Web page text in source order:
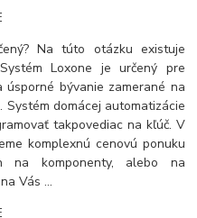
Na túto otázku existuje
Loxone je určený pre
bývanie zamerané na
domácej automatizácie
takpovediac na kľúč. V
komplexnú cenovú ponuku
na komponenty, alebo na
Vás ...